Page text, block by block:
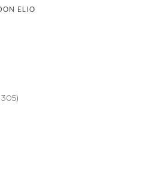
ELIO